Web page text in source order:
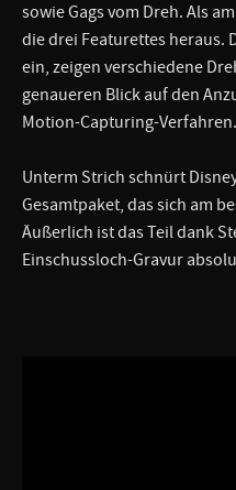
sowie Gags vom Dreh. Als
die drei Featurettes heraus.
ein, zeigen verschiedene
genaueren Blick auf den
Motion-Capturing-Verfahren.
Unterm Strich schnürt
Gesamtpaket, das sich am
Äußerlich ist das Teil dank
Einschussloch-Gravur